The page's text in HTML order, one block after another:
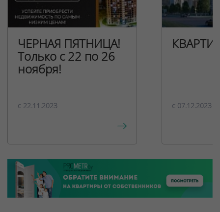
ЧЕРНАЯ ПЯТНИЦА!
Только с 22 по 26
ноября!
c 22.11.2023 c 07.12.2023